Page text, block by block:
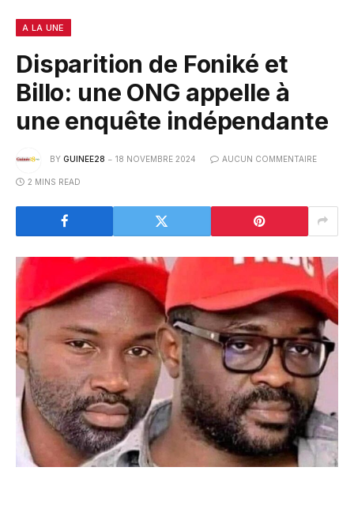
A LA UNE
Disparition de Foniké et
Billo: une ONG appelle à
une enquête indépendante
BY GUINEE28 18 NOVEMBRE 2024 AUCUN COMMENTAIRE
2 MINS READ